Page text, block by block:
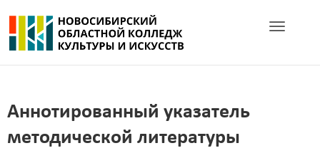
Toggle
Аннотированный указатель
методической литературы